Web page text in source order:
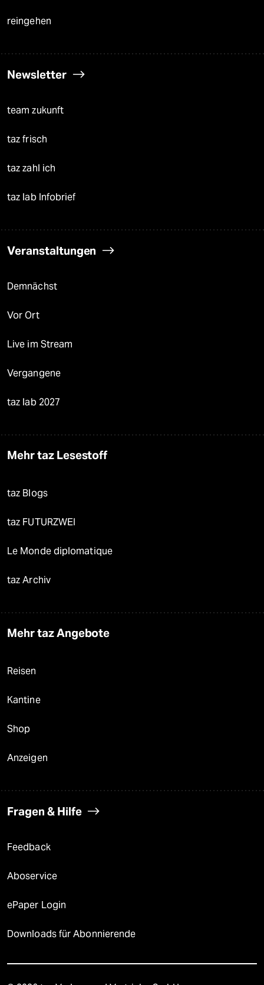
reingehen
Newsletter
team zukunft
taz frisch
taz zahl ich
taz lab Infobrief
Veranstaltungen
Demnächst
Vor Ort
Live im Stream
Vergangene
taz lab 2027
Mehr taz Lesestoff
taz Blogs
taz FUTURZWEI
Le Monde diplomatique
taz Archiv
Mehr taz Angebote
Reisen
Kantine
Shop
Anzeigen
Fragen & Hilfe
Feedback
Aboservice
ePaper Login
Downloads für Abonnierende